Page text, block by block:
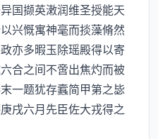
国撷英潄润维圣授能天
兴慨寓神毫而掞藻脩然
亦多暇玉除瑶殿得以寄
合之间不啻出焦灼而被
一题犹存蠧简甲第之毖
戌六月先臣佐大戎得之